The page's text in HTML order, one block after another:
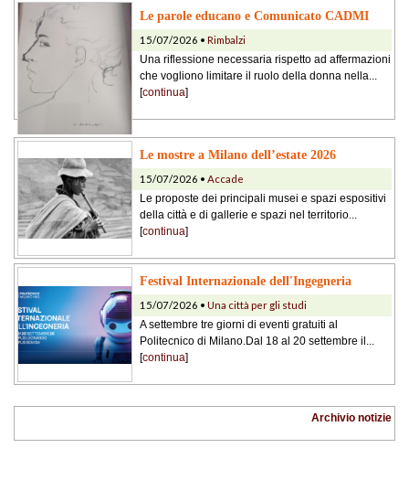
Le parole educano e Comunicato CADMI
15/07/2026 • Rimbalzi
Una riflessione necessaria rispetto ad affermazioni
che vogliono limitare il ruolo della donna nella...
[continua]
Le mostre a Milano dell’estate 2026
15/07/2026 • Accade
Le proposte dei principali musei e spazi espositivi
della città e di gallerie e spazi nel territorio...
[continua]
Festival Internazionale dell'Ingegneria
15/07/2026 • Una città per gli studi
A settembre tre giorni di eventi gratuiti al
Politecnico di Milano.Dal 18 al 20 settembre il...
[continua]
Archivio notizie